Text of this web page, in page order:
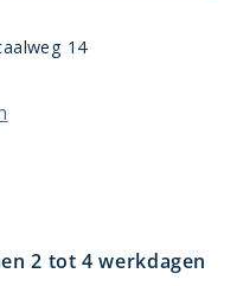
14
2 tot 4 werkdagen